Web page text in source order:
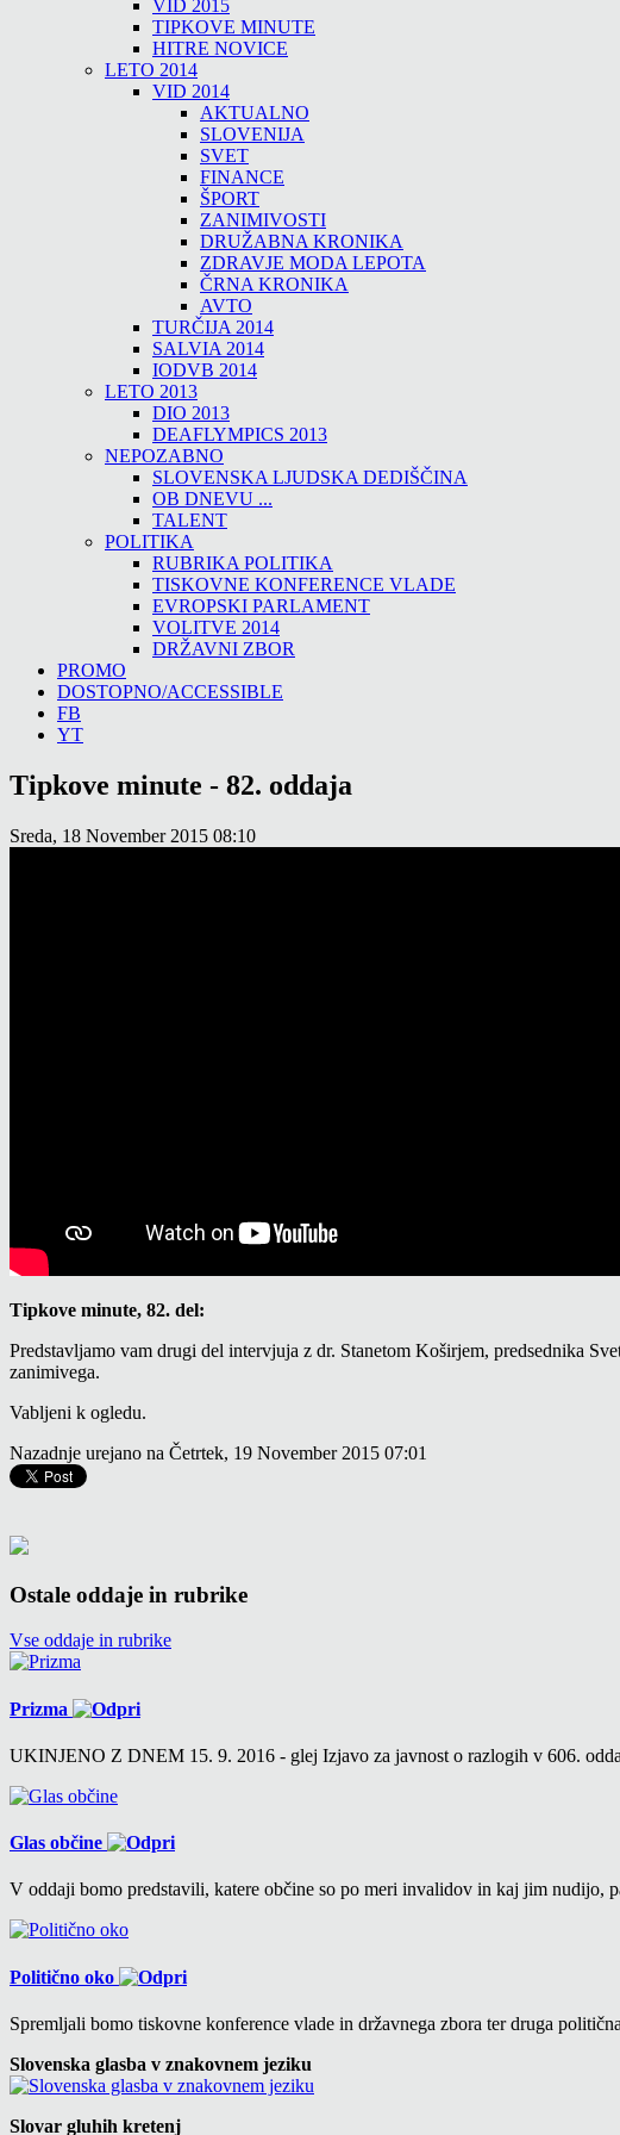
VID 2015
TIPKOVE MINUTE
HITRE NOVICE
LETO 2014
VID 2014
AKTUALNO
SLOVENIJA
SVET
FINANCE
ŠPORT
ZANIMIVOSTI
DRUŽABNA KRONIKA
ZDRAVJE MODA LEPOTA
ČRNA KRONIKA
AVTO
TURČIJA 2014
SALVIA 2014
IODVB 2014
LETO 2013
DIO 2013
DEAFLYMPICS 2013
NEPOZABNO
SLOVENSKA LJUDSKA DEDIŠČINA
OB DNEVU ...
TALENT
POLITIKA
RUBRIKA POLITIKA
TISKOVNE KONFERENCE VLADE
EVROPSKI PARLAMENT
VOLITVE 2014
DRŽAVNI ZBOR
PROMO
DOSTOPNO/ACCESSIBLE
FB
YT
Tipkove minute - 82. oddaja
Sreda, 18 November 2015 08:10
Tipkove minute, 82. del:
Predstavljamo vam drugi del intervjuja z dr. Stanetom Koširjem, predsednika
zanimivega.
Vabljeni k ogledu.
Nazadnje urejano na Četrtek, 19 November 2015 07:01
Ostale oddaje in rubrike
Vse oddaje in rubrike
Prizma
UKINJENO Z DNEM 15. 9. 2016 - glej Izjavo za javnost o razlogih v 606.
Glas občine
V oddaji bomo predstavili, katere občine so po meri invalidov in kaj jim nudijo,
Politično oko
Spremljali bomo tiskovne konference vlade in državnega zbora ter druga
Slovenska glasba v znakovnem jeziku
Slovar gluhih kretenj